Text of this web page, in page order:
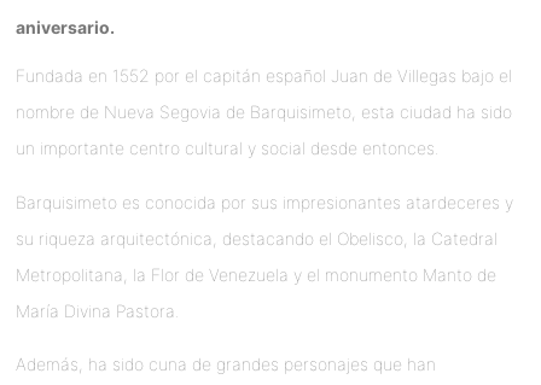
aniversario.
Fundada en 1552 por el capitán español Juan de Villegas bajo el
nombre de Nueva Segovia de Barquisimeto, esta ciudad ha sido
un importante centro cultural y social desde entonces.
Barquisimeto es conocida por sus impresionantes atardeceres y
su riqueza arquitectónica, destacando el Obelisco, la Catedral
Metropolitana, la Flor de Venezuela y el monumento Manto de
María Divina Pastora.
Además, ha sido cuna de grandes personajes que han